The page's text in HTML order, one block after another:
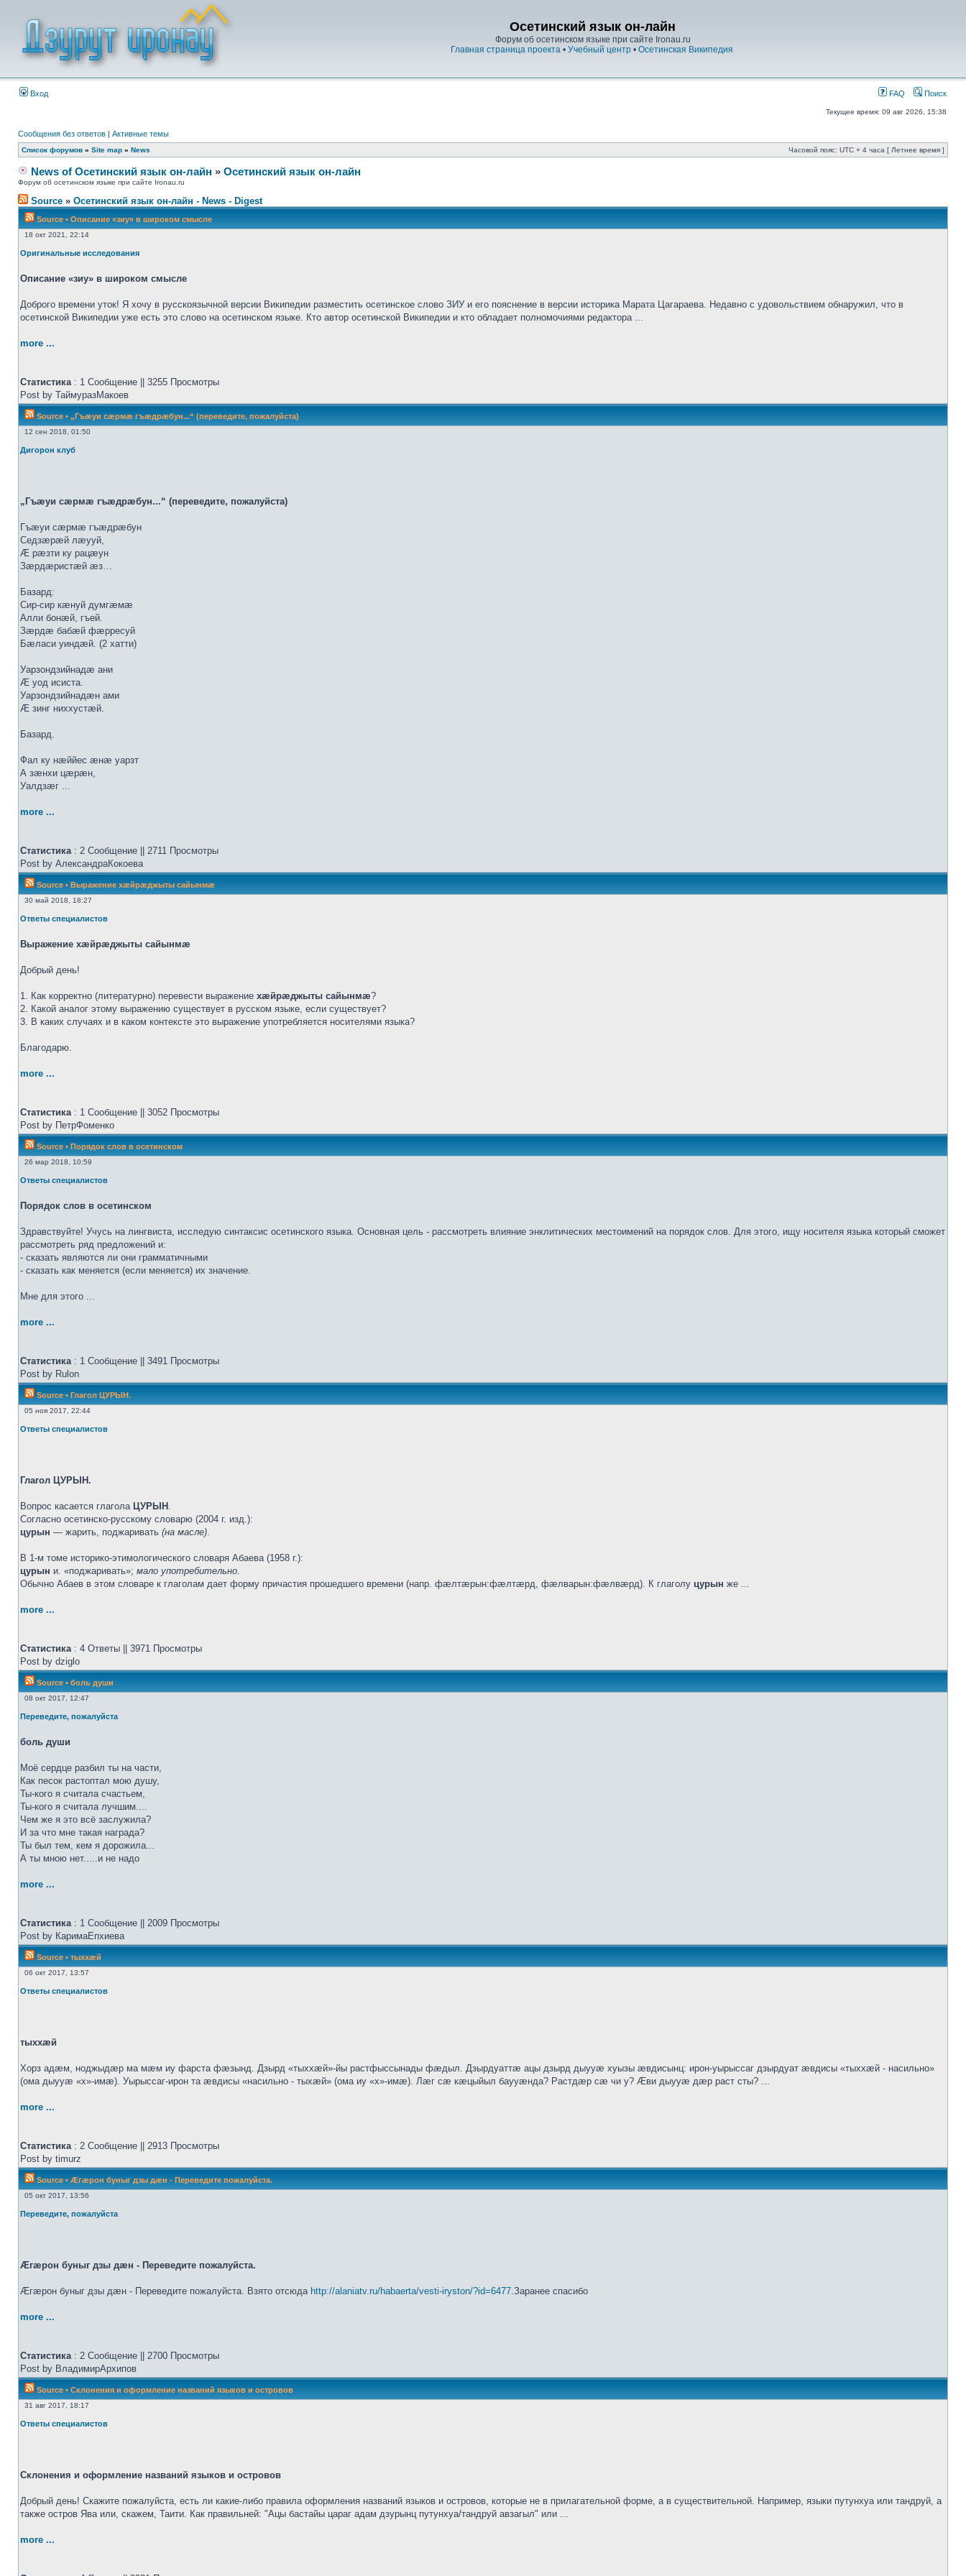
Осетинский язык он-лайн
Форум об осетинском языке при сайте Ironau.ru
Главная страница проекта • Учебный центр • Осетинская Википедия
Вход FAQ Поиск
Текущее время: 09 авг 2026, 15:38
Сообщения без ответов | Активные темы
Список форумов » Site map » News Часовой пояс: UTC + 4 часа [ Летнее время ]
News of Осетинский язык он-лайн » Осетинский язык он-лайн
Форум об осетинском языке при сайте Ironau.ru
Source » Осетинский язык он-лайн - News - Digest
Source • Описание «зиу» в широком смысле
18 окт 2021, 22:14
Оригинальные исследования
Описание «зиу» в широком смысле
Доброго времени уток! Я хочу в русскоязычной версии Википедии разместить осетинское слово ЗИУ и его пояснение в версии историка Марата Цагараева. Недавно с удовольствием обнаружил, что в
осетинской Википедии уже есть это слово на осетинском языке. Кто автор осетинской Википедии и кто обладает полномочиями редактора ...
more ...
Статистика: 1 Сообщение || 3255 Просмотры
Post by ТаймуразМакоев
Source • „Гъæуи сæрмæ гъæдрæбун...“ (переведите, пожалуйста)
12 сен 2018, 01:50
Дигорон клуб
„Гъæуи сæрмæ гъæдрæбун...“ (переведите, пожалуйста)
Гъæуи сæрмæ гъæдрæбун
Седзæрæй лæууй,
Æ рæзти ку рацæун
Зæрдæристæй æз…
Базард:
Сир-сир кæнуй думгæмæ
Алли бонæй, гъей.
Зæрдæ бабæй фæрресуй
Бæласи уиндæй. (2 хатти)
Уарзондзийнадæ ани
Æ уод исиста.
Уарзондзийнадæн ами
Æ зинг ниххустæй.
Базард.
Фал ку нæййес æнæ уарзт
А зæнхи цæрæн,
Уалдзæг ...
more ...
Статистика: 2 Сообщение || 2711 Просмотры
Post by АлександраКокоева
Source • Выражение хæйрæджыты сайынмæ
30 май 2018, 18:27
Ответы специалистов
Выражение хæйрæджыты сайынмæ
Добрый день!
1. Как корректно (литературно) перевести выражение хæйрæджыты сайынмæ?
2. Какой аналог этому выражению существует в русском языке, если существует?
3. В каких случаях и в каком контексте это выражение употребляется носителями языка?
Благодарю.
more ...
Статистика: 1 Сообщение || 3052 Просмотры
Post by ПетрФоменко
Source • Порядок слов в осетинском
26 мар 2018, 10:59
Ответы специалистов
Порядок слов в осетинском
Здравствуйте! Учусь на лингвиста, исследую синтаксис осетинского языка. Основная цель - рассмотреть влияние энклитических местоимений на порядок слов. Для этого, ищу носителя языка который сможет
рассмотреть ряд предложений и:
- сказать являются ли они грамматичными
- сказать как меняется (если меняется) их значение.
Мне для этого ...
more ...
Статистика: 1 Сообщение || 3491 Просмотры
Post by Rulon
Source • Глагол ЦУРЫН.
05 ноя 2017, 22:44
Ответы специалистов
Глагол ЦУРЫН.
Вопрос касается глагола ЦУРЫН .
Согласно осетинско-русскому словарю (2004 г. изд.):
цурын — жарить, поджаривать (на масле).
В 1-м томе историко-этимологического словаря Абаева (1958 г.):
цурын и. «поджаривать»; мало употребительно.
Обычно Абаев в этом словаре к глаголам дает форму причастия прошедшего времени (напр. фæлтæрын:фæлтæрд, фæлварын:фæлвæрд). К глаголу цурын же ...
more ...
Статистика: 4 Ответы || 3971 Просмотры
Post by dziglo
Source • боль души
08 окт 2017, 12:47
Переведите, пожалуйста
боль души
Моё сердце разбил ты на части,
Как песок растоптал мою душу,
Ты-кого я считала счастьем,
Ты-кого я считала лучшим....
Чем же я это всё заслужила?
И за что мне такая награда?
Ты был тем, кем я дорожила...
А ты мною нет.....и не надо
more ...
Статистика: 1 Сообщение || 2009 Просмотры
Post by КаримаЕпхиева
Source • тыххӕй
06 окт 2017, 13:57
Ответы специалистов
тыххӕй
Хорз адӕм, ноджыдӕр ма мӕм иу фарста фӕзынд. Дзырд «тыххӕй»-йы растфыссынады фӕдыл. Дзырдуаттӕ ацы дзырд дыууӕ хуызы ӕвдисынц: ирон-уырыссаг дзырдуат ӕвдисы «тыххӕй - насильно»
(ома дыууӕ «х»-имӕ). Уырыссаг-ирон та ӕвдисы «насильно - тыхӕй» (ома иу «х»-имӕ). Лӕг сӕ кӕцыйыл баууӕнда? Растдӕр сӕ чи у? Ӕви дыууӕ дӕр раст сты? ...
more ...
Статистика: 2 Сообщение || 2913 Просмотры
Post by timurz
Source • Æгæрон буныг дзы дæн - Переведите пожалуйста.
05 окт 2017, 13:56
Переведите, пожалуйста
Æгæрон буныг дзы дæн - Переведите пожалуйста.
Æгæрон буныг дзы дæн - Переведите пожалуйста. Взято отсюда http://alaniatv.ru/habaerta/vesti-iryston/?id=6477.Заранее спасибо
more ...
Статистика: 2 Сообщение || 2700 Просмотры
Post by ВладимирАрхипов
Source • Склонения и оформление названий языков и островов
31 авг 2017, 18:17
Ответы специалистов
Склонения и оформление названий языков и островов
Добрый день! Скажите пожалуйста, есть ли какие-либо правила оформления названий языков и островов, которые не в прилагательной форме, а в существительной. Например, языки путунхуа или тандруй, а
также остров Ява или, скажем, Таити. Как правильней: "Ацы бастайы цараг адам дзурынц путунхуа/тандруй авзагыл" или ...
more ...